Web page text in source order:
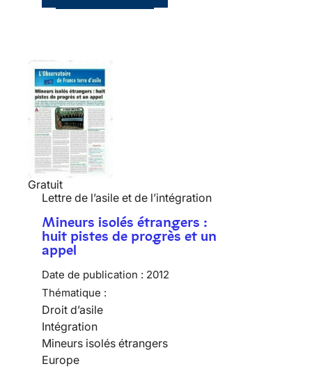
Gratuit
Lettre de l’asile et de l’intégration
Mineurs isolés étrangers :
huit pistes de progrès et un
appel
Date de publication : 2012
Thématique :
Droit d’asile
Intégration
Mineurs isolés étrangers
Europe